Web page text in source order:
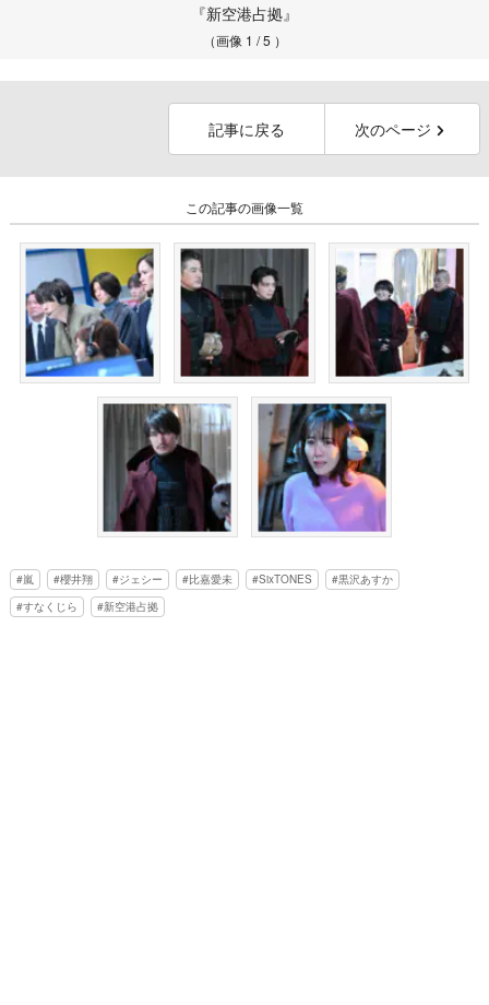
『新空港占拠』
（画像 1 / 5 ）
記事に戻る 次のページ
この記事の画像一覧
嵐 櫻井翔 ジェシー 比嘉愛未 SixTONES
黒沢あすか
すなくじら
新空港占拠